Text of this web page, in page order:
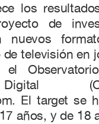
los
de
nuevos
televisión en
el
Digital
El target se
años, y de 18